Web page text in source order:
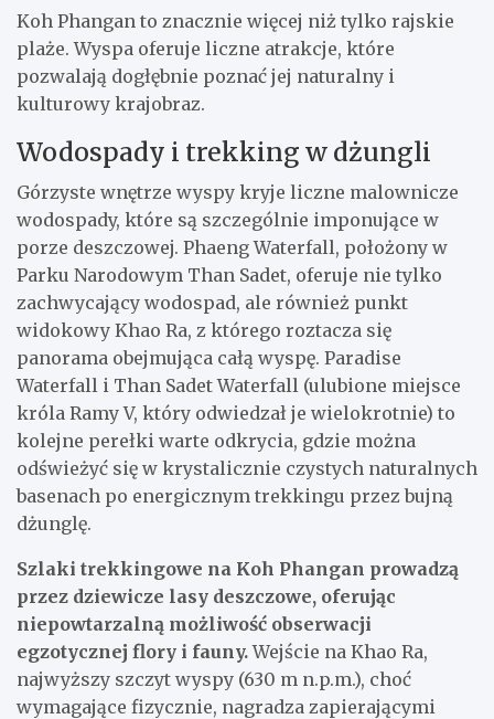
Koh Phangan to znacznie więcej niż tylko rajskie
plaże. Wyspa oferuje liczne atrakcje, które
pozwalają dogłębnie poznać jej naturalny i
kulturowy krajobraz.
Wodospady i trekking w dżungli
Górzyste wnętrze wyspy kryje liczne malownicze
wodospady, które są szczególnie imponujące w
porze deszczowej. Phaeng Waterfall, położony w
Parku Narodowym Than Sadet, oferuje nie tylko
zachwycający wodospad, ale również punkt
widokowy Khao Ra, z którego roztacza się
panorama obejmująca całą wyspę. Paradise
Waterfall i Than Sadet Waterfall (ulubione miejsce
króla Ramy V, który odwiedzał je wielokrotnie) to
kolejne perełki warte odkrycia, gdzie można
odświeżyć się w krystalicznie czystych naturalnych
basenach po energicznym trekkingu przez bujną
dżunglę.
Szlaki trekkingowe na Koh Phangan prowadzą
przez dziewicze lasy deszczowe, oferując
niepowtarzalną możliwość obserwacji
egzotycznej flory i fauny.Wejście na Khao Ra,
najwyższy szczyt wyspy (630 m n.p.m.), choć
wymagające fizycznie, nagradza zapierającymi